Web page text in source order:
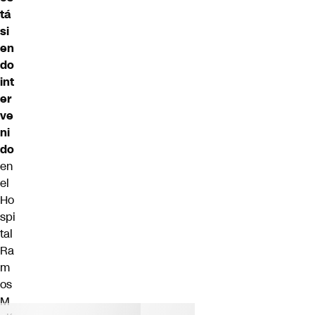
tá
si
en
do
int
er
ve
ni
do
en
el
Ho
spi
tal
Ra
m
os
M